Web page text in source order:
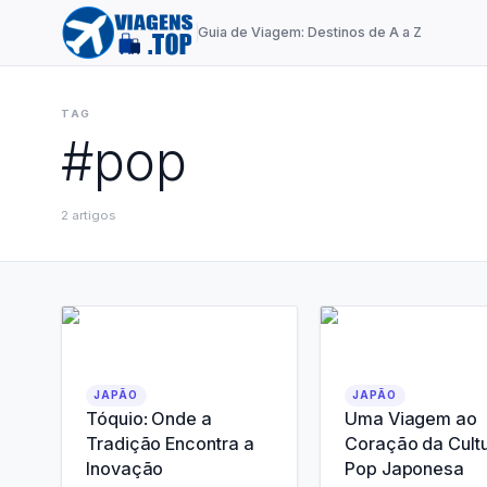
Guia de Viagem: Destinos de A a Z
TAG
#pop
2 artigos
JAPÃO
Tóquio: Onde a
Tradição Encontra a
Inovação
JAPÃO
Uma Viagem ao
Coração da
Pop Japonesa